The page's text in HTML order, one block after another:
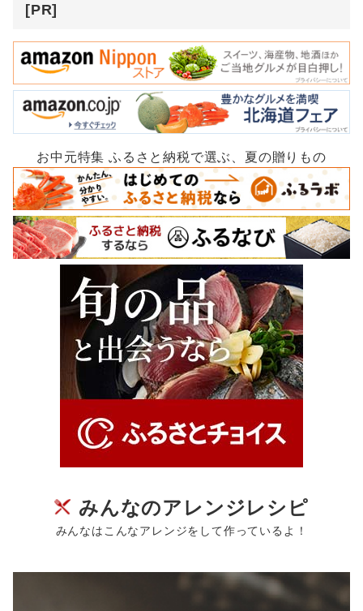
[PR]
お中元特集 ふるさと納税で選ぶ、夏の贈りもの
みんなのアレンジレシピ
みんなはこんなアレンジをして作っているよ！